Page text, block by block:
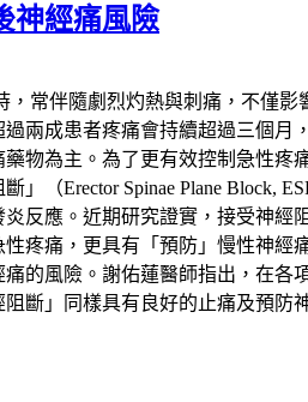
神經痛風險
常伴隨劇烈灼熱與刺痛，不僅
成患者疼痛會持續超過三個月
物為主。為了更有效控制急性
（Erector Spinae Plane Block,
反應。近期研究證實，接受神
疼痛，更具有「預防」慢性神
的風險。謝佑蓮醫師指出，在
斷」同樣具有良好的止痛及預